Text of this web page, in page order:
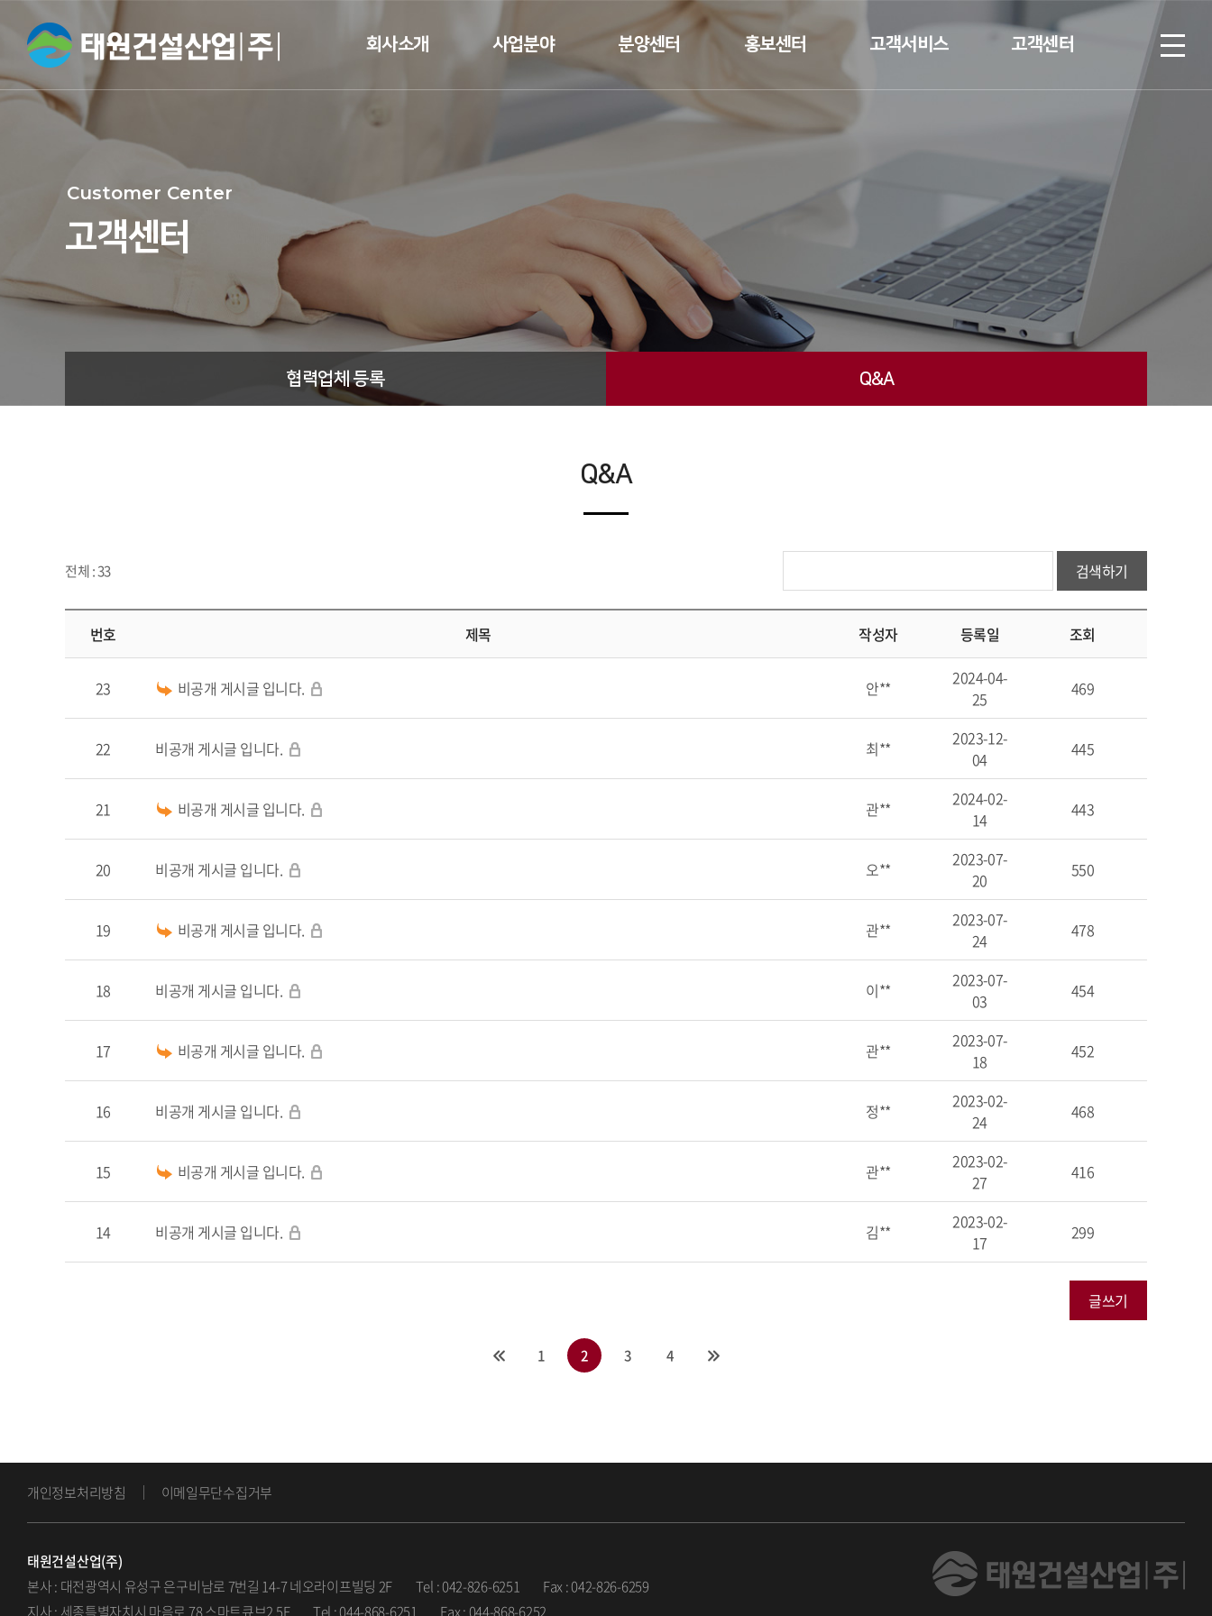
회사소개
CEO 인사말
면허 및 수상실적
사업분야
토목공사업
조경공사업
분양센터
분양
홍보센터
뉴스
고객서비스 고객센터
Customer Center
고객센터
협력업체 등록 Q&A
Q&A
전체 : 33 검색하기
번호 제목 작성자 등록일 조회
23 비공개 게시글 입니다. 안**
2024-04-
25
469
22 비공개 게시글 입니다. 최**
2023-12-
04
445
21 비공개 게시글 입니다. 관**
2024-02-
14
443
20 비공개 게시글 입니다. 오**
2023-07-
20
550
19 비공개 게시글 입니다. 관**
2023-07-
24
478
18 비공개 게시글 입니다. 이**
2023-07-
03
454
17 비공개 게시글 입니다. 관**
2023-07-
18
452
16 비공개 게시글 입니다. 정**
2023-02-
24
468
15 비공개 게시글 입니다. 관**
2023-02-
27
416
14 비공개 게시글 입니다. 김**
2023-02-
17
299
글쓰기
1 2 3 4
개인정보처리방침 이메일무단수집거부
태원건설산업(주)
본사 : 대전광역시 유성구 은구비남로 7번길 14-7 네오라이프빌딩 2F
Tel : 042-826-6251
Fax : 042-826-6259
지사 : 세종특별자치시 마음로 78 스마트큐브2 5F
Tel : 044-868-6251 Fax : 044-868-6252